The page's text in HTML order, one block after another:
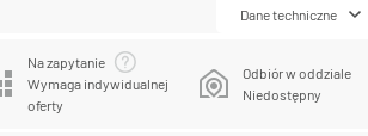
Dane techniczne
Na zapytanie
Wymaga indywidualnej
oferty
Odbiór w oddziale
Niedostępny